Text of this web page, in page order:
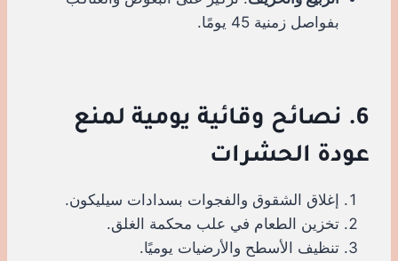
بفواصل زمنية 45 يومًا.
6. نصائح وقائية يومية لمنع
عودة الحشرات
إغلاق الشقوق والفجوات بسدادات سيليكون.
تخزين الطعام في علب محكمة الغلق.
تنظيف الأسطح والأرضيات يوميًا.